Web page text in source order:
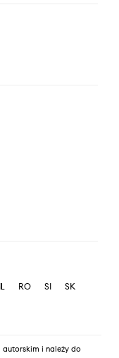
RO SI
SK
autorskim i należy do